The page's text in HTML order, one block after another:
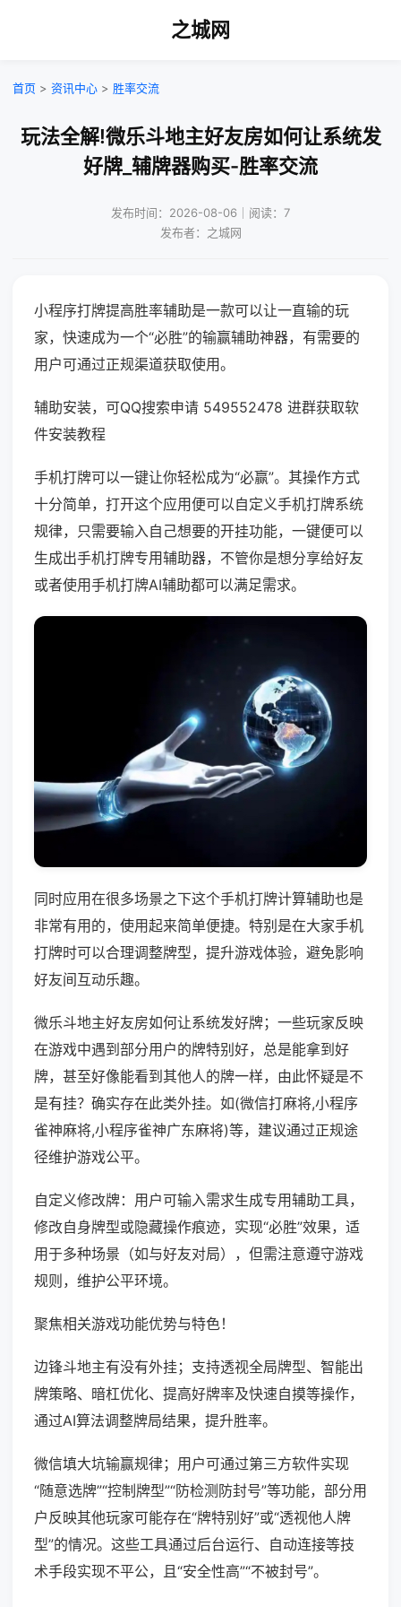
之城网
首页 > 资讯中心 > 胜率交流
玩法全解!微乐斗地主好友房如何让系统发
好牌_辅牌器购买-胜率交流
发布时间：2026-08-06｜阅读：7
发布者：之城网
小程序打牌提高胜率辅助是一款可以让一直输的玩
家，快速成为一个“必胜”的输赢辅助神器，有需要的
用户可通过正规渠道获取使用。
辅助安装，可QQ搜索申请 549552478 进群获取软
件安装教程
手机打牌可以一键让你轻松成为“必赢”。其操作方式
十分简单，打开这个应用便可以自定义手机打牌系统
规律，只需要输入自己想要的开挂功能，一键便可以
生成出手机打牌专用辅助器，不管你是想分享给好友
或者使用手机打牌AI辅助都可以满足需求。
同时应用在很多场景之下这个手机打牌计算辅助也是
非常有用的，使用起来简单便捷。特别是在大家手机
打牌时可以合理调整牌型，提升游戏体验，避免影响
好友间互动乐趣。
微乐斗地主好友房如何让系统发好牌；一些玩家反映
在游戏中遇到部分用户的牌特别好，总是能拿到好
牌，甚至好像能看到其他人的牌一样，由此怀疑是不
是有挂？确实存在此类外挂。如(微信打麻将,小程序
雀神麻将,小程序雀神广东麻将)等，建议通过正规途
径维护游戏公平。
自定义修改牌：用户可输入需求生成专用辅助工具，
修改自身牌型或隐藏操作痕迹，实现“必胜”效果，适
用于多种场景（如与好友对局），但需注意遵守游戏
规则，维护公平环境。
聚焦相关游戏功能优势与特色！
边锋斗地主有没有外挂；支持透视全局牌型、智能出
牌策略、暗杠优化、提高好牌率及快速自摸等操作，
通过AI算法调整牌局结果，提升胜率。
微信填大坑输赢规律；用户可通过第三方软件实现
“随意选牌”“控制牌型”“防检测防封号”等功能，部分用
户反映其他玩家可能存在“牌特别好”或“透视他人牌
型”的情况。这些工具通过后台运行、自动连接等技
术手段实现不平公，且“安全性高”“不被封号”。